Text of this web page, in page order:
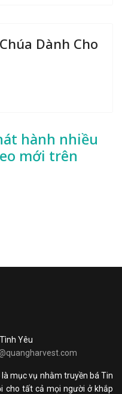
Dành Cho
hành nhiều
mới trên
Yêu
mục vụ nhằm truyền bá Tin
cho tất cả mọi người ở khắp